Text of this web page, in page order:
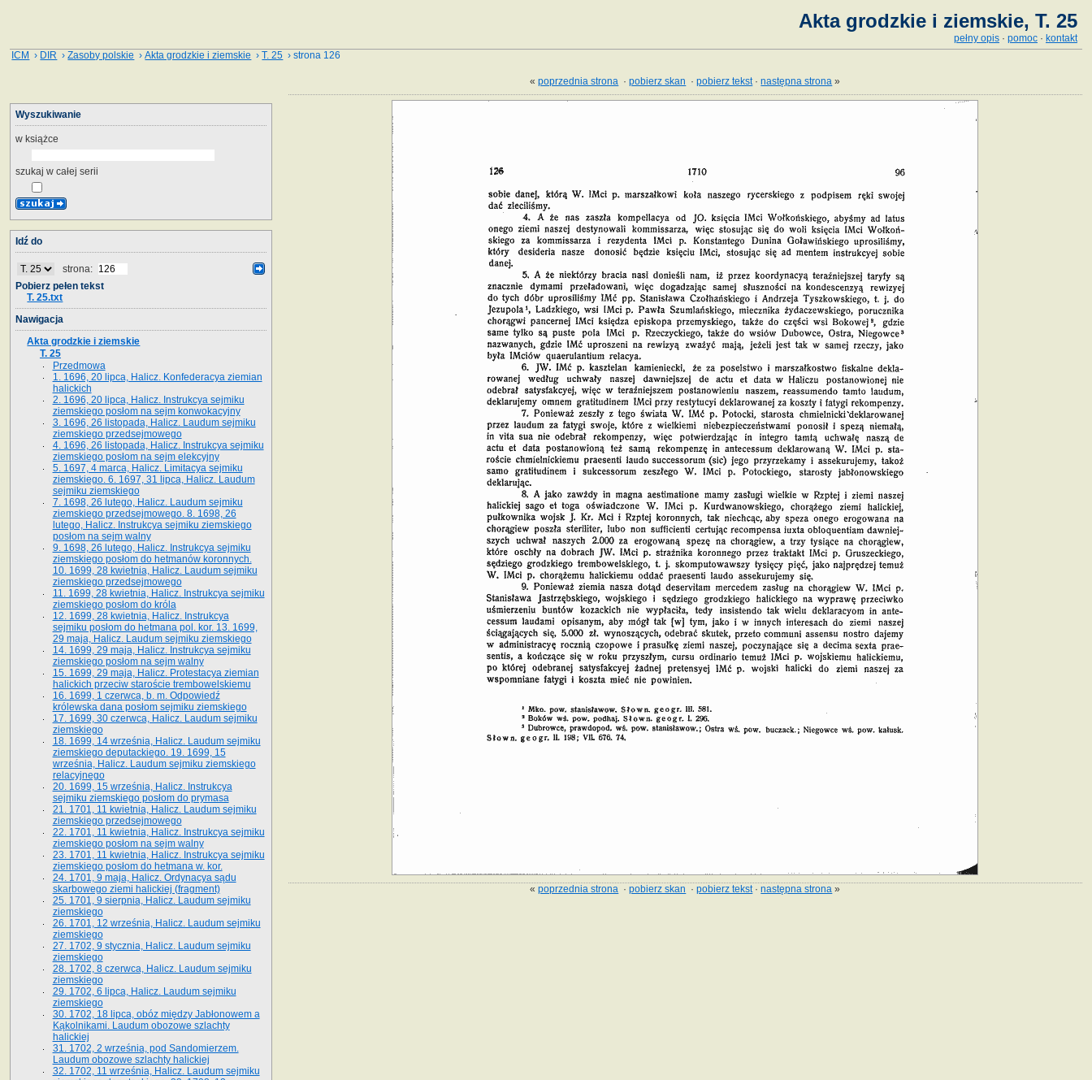
Akta grodzkie i ziemskie, T. 25
pełny opis · pomoc · kontakt
ICM › DIR ›Zasoby polskie ›Akta grodzkie i ziemskie ›T. 25 › strona 126
«poprzednia strona ·pobierz skan ·pobierz tekst·następna strona »
«poprzednia strona ·pobierz skan ·pobierz tekst·następna strona »
Wyszukiwanie
w książce
szukaj w całej serii
Idź do
strona:
Pobierz pełen tekst
T. 25.txt
Nawigacja
Akta grodzkie i ziemskie
T. 25
Przedmowa
1. 1696, 20 lipca, Halicz. Konfederacya ziemian
halickich
2. 1696, 20 lipca, Halicz. Instrukcya sejmiku
ziemskiego posłom na sejm konwokacyjny
3. 1696, 26 listopada, Halicz. Laudum sejmiku
ziemskiego przedsejmowego
4. 1696, 26 listopada, Halicz. Instrukcya sejmiku
ziemskiego posłom na sejm elekcyjny
5. 1697, 4 marca, Halicz. Limitacya sejmiku
ziemskiego. 6. 1697, 31 lipca, Halicz. Laudum
sejmiku ziemskiego
7. 1698, 26 lutego, Halicz. Laudum sejmiku
ziemskiego przedsejmowego. 8. 1698, 26
lutego, Halicz. Instrukcya sejmiku ziemskiego
posłom na sejm walny
9. 1698, 26 lutego, Halicz. Instrukcya sejmiku
ziemskiego posłom do hetmanów koronnych.
10. 1699, 28 kwietnia, Halicz. Laudum sejmiku
ziemskiego przedsejmowego
11. 1699, 28 kwietnia, Halicz. Instrukcya sejmiku
ziemskiego posłom do króla
12. 1699, 28 kwietnia, Halicz. Instrukcya
sejmiku posłom do hetmana pol. kor. 13. 1699,
29 maja, Halicz. Laudum sejmiku ziemskiego
14. 1699, 29 maja, Halicz. Instrukcya sejmiku
ziemskiego posłom na sejm walny
15. 1699, 29 maja, Halicz. Protestacya ziemian
halickich przeciw staroście trembowelskiemu
16. 1699, 1 czerwca, b. m. Odpowiedź
królewska dana posłom sejmiku ziemskiego
17. 1699, 30 czerwca, Halicz. Laudum sejmiku
ziemskiego
18. 1699, 14 września, Halicz. Laudum sejmiku
ziemskiego deputackiego. 19. 1699, 15
września, Halicz. Laudum sejmiku ziemskiego
relacyjnego
20. 1699, 15 września, Halicz. Instrukcya
sejmiku ziemskiego posłom do prymasa
21. 1701, 11 kwietnia, Halicz. Laudum sejmiku
ziemskiego przedsejmowego
22. 1701, 11 kwietnia, Halicz. Instrukcya sejmiku
ziemskiego posłom na sejm walny
23. 1701, 11 kwietnia, Halicz. Instrukcya sejmiku
ziemskiego posłom do hetmana w. kor.
24. 1701, 9 maja, Halicz. Ordynacya sądu
skarbowego ziemi halickiej (fragment)
25. 1701, 9 sierpnia, Halicz. Laudum sejmiku
ziemskiego
26. 1701, 12 września, Halicz. Laudum sejmiku
ziemskiego
27. 1702, 9 stycznia, Halicz. Laudum sejmiku
ziemskiego
28. 1702, 8 czerwca, Halicz. Laudum sejmiku
ziemskiego
29. 1702, 6 lipca, Halicz. Laudum sejmiku
ziemskiego
30. 1702, 18 lipca, obóz między Jabłonowem a
Kąkolnikami. Laudum obozowe szlachty
halickiej
31. 1702, 2 września, pod Sandomierzem.
Laudum obozowe szlachty halickiej
32. 1702, 11 września, Halicz. Laudum sejmiku